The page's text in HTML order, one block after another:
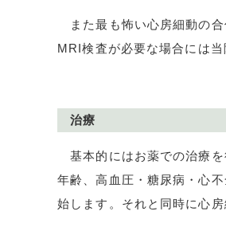
また最も怖い心房細動の
MRI検査が必要な場合には
治療
基本的にはお薬での治療を
年齢、高血圧・糖尿病・心
始します。それと同時に心